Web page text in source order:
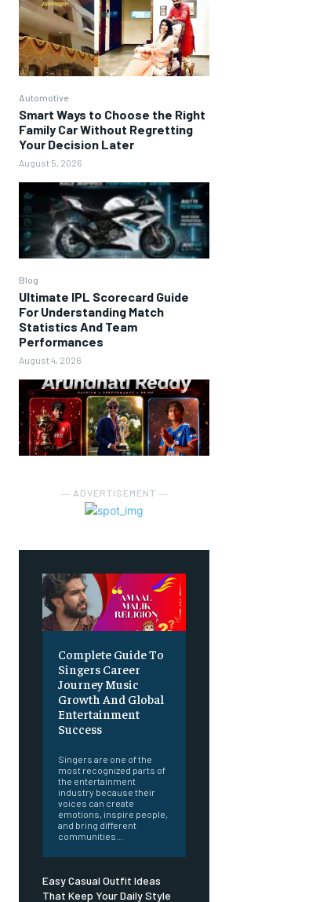
Automotive
Smart Ways to Choose the Right
Family Car Without Regretting
Your Decision Later
August 5, 2026
Blog
Ultimate IPL Scorecard Guide
For Understanding Match
Statistics And Team
Performances
August 4, 2026
― ADVERTISEMENT ―
Complete Guide To
Singers Career
Journey Music
Growth And Global
Entertainment
Success
Singers are one of the
most recognized parts of
the entertainment
industry because their
voices can create
emotions, inspire people,
and bring different
communities...
Easy Casual Outfit Ideas
That Keep Your Daily Style